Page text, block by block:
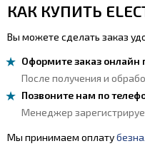
КАК КУПИТЬ
Вы можете сделать заказ
Оформите заказ онлайн
После получения и
Позвоните нам по
Менеджер
Мы принимаем оплату